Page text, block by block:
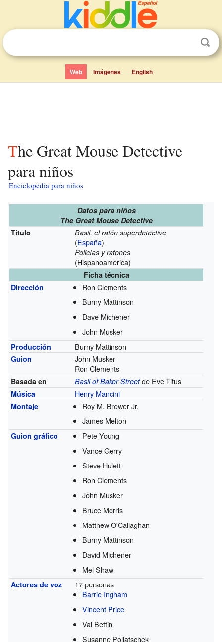
Web Imágenes English
The Great Mouse Detective
para niños
Enciclopedia para niños
Datos para niños
The Great Mouse Detective
Título
Basil, el ratón superdetective
(España)
Policías y ratones
(Hispanoamérica)
Ficha técnica
Dirección
Ron Clements
Burny Mattinson
Dave Michener
John Musker
Producción Burny Mattinson
Guion
John Musker
Ron Clements
Basada en Basil of Baker Streetde Eve Titus
Música Henry Mancini
Montaje
Roy M. Brewer Jr.
James Melton
Guion gráfico
Pete Young
Vance Gerry
Steve Hulett
Ron Clements
John Musker
Bruce Morris
Matthew O'Callaghan
Burny Mattinson
David Michener
Mel Shaw
Actores de voz
17 personas
Barrie Ingham
Vincent Price
Val Bettin
Susanne Pollatschek